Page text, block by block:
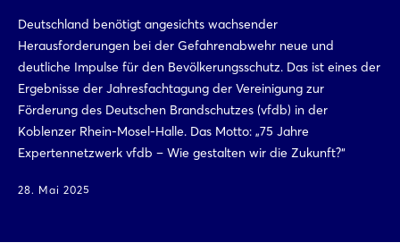
Deutschland benötigt angesichts wachsender
Herausforderungen bei der Gefahrenabwehr neue und
deutliche Impulse für den Bevölkerungsschutz. Das ist eines der
Ergebnisse der Jahresfachtagung der Vereinigung zur
Förderung des Deutschen Brandschutzes (vfdb) in der
Koblenzer Rhein-Mosel-Halle. Das Motto: „75 Jahre
Expertennetzwerk vfdb – Wie gestalten wir die Zukunft?“
28. Mai 2025